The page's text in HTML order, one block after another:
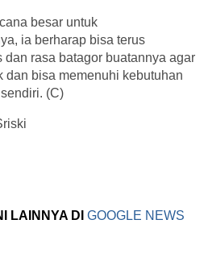
besar untuk
ia berharap bisa terus
dan rasa batagor buatannya agar
dan bisa memenuhi kebutuhan
(C)
LAINNYA DI GOOGLE NEWS